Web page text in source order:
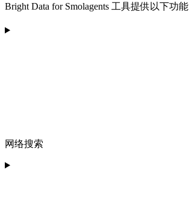
Bright Data for Smolagents 工具提供以下功能
网络搜索